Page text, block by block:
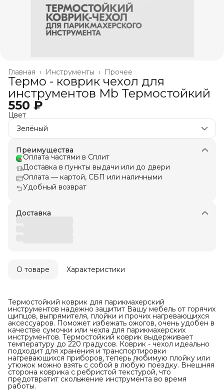
Прочее
Инструменты ›
Главная ›
Термо - коврик чехол для
инструментов Mb Термостойкий
550 ₽
Цвет
Зелёный
Преимущества
Оплата частями в Сплит
Доставка в пункты выдачи или до двери
Оплата — картой, СБП или наличными
Удобный возврат
Доставка
О товаре Характеристики
Термостойкий коврик для парикмахерский
инструментов надежно защитит Вашу мебель от горячих
щипцов, выпрямителя, плойки и прочих нагревающихся
аксессуаров. Поможет избежать ожогов, очень удобен в
качестве сумочки или чехла для парикмахерских
инструментов. Термостойкий коврик выдерживает
температуру до 220 градусов. Коврик - чехол идеально
подходит для хранения и транспортировки
нагревающихся приборов, теперь любимую плойку или
утюжок можно взять с собой в любую поездку. Внешняя
сторона коврика с ребристой текстурой, что
предотвратит скольжение инструмента во время
работы.